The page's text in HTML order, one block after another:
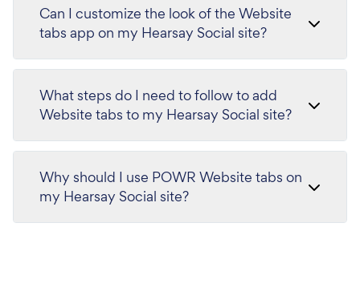
Can I customize the look of the Website
tabs app on my Hearsay Social site?
What steps do I need to follow to add
Website tabs to my Hearsay Social site?
Why should I use POWR Website tabs on
my Hearsay Social site?